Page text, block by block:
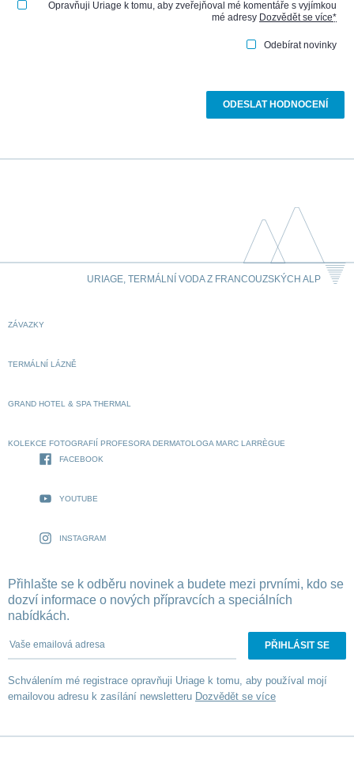
Opravňuji Uriage k tomu, aby zveřejňoval mé komentáře s vyjímkou
mé adresy Dozvědět se více*
Odebírat novinky
URIAGE, TERMÁLNÍ VODA Z FRANCOUZSKÝCH ALP
ZÁVAZKY
TERMÁLNÍ LÁZNĚ
GRAND HOTEL & SPA THERMAL
KOLEKCE FOTOGRAFIÍ PROFESORA DERMATOLOGA MARC LARRÈGUE
FACEBOOK
YOUTUBE
INSTAGRAM
Přihlašte se k odběru novinek a budete mezi prvními, kdo se
dozví informace o nových přípravcích a speciálních
nabídkách.
Vaše emailová adresa
Schválením mé registrace opravňuji Uriage k tomu, aby používal mojí
emailovou adresu k zasílání newsletteru Dozvědět se více